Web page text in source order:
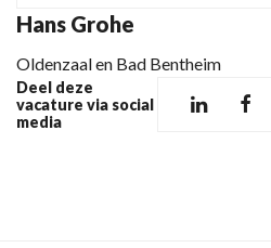
Hans Grohe
Oldenzaal en Bad Bentheim
Deel deze
vacature via social
media